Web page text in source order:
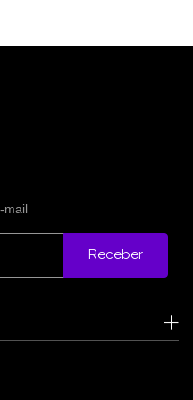
mail
Receber